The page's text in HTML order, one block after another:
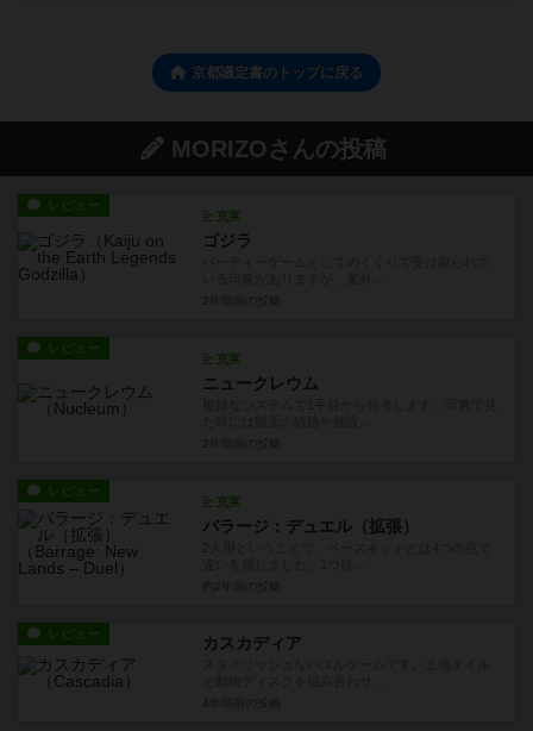
京都議定書のトップに戻る
MORIZOさんの投稿
レビュー
充実
ゴジラ
レビュー
充実
ニュークレウム
レビュー
充実
バラージ：デュエル（拡張）
レビュー カスカディア